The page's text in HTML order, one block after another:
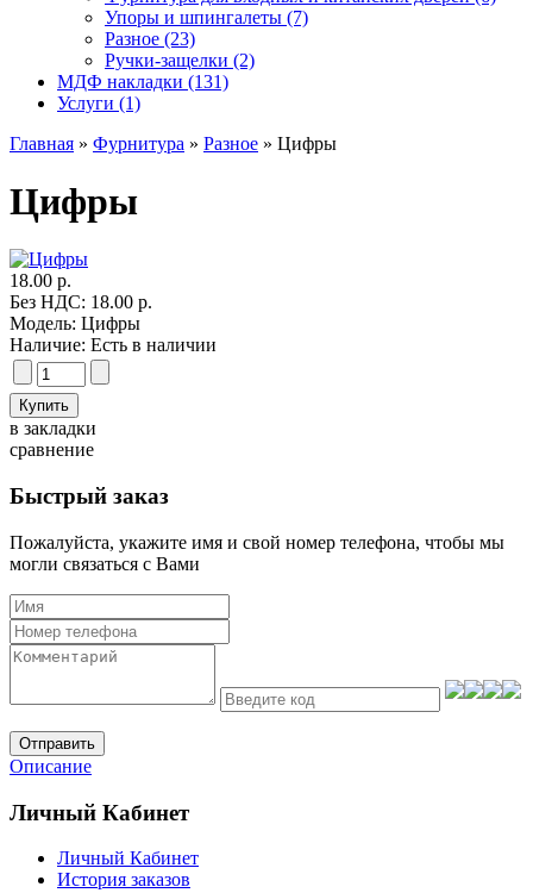
Упоры и шпингалеты (7)
Разное (23)
Ручки-защелки (2)
МДФ накладки (131)
Услуги (1)
Главная » Фурнитура » Разное » Цифры
Цифры
18.00 р.
Без НДС: 18.00 р.
Модель: Цифры
Наличие: Есть в наличии
в закладки
сравнение
Быстрый заказ
Пожалуйста, укажите имя и свой номер телефона, чтобы мы
могли связаться с Вами
Отправить
Описание
Личный Кабинет
Личный Кабинет
История заказов